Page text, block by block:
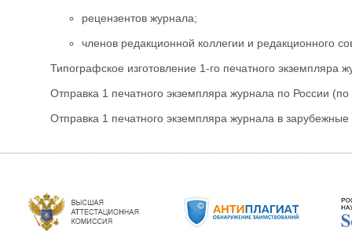
рецензентов журнала;
членов редакционной коллегии и редакционного
Типографское изготовление 1-го печатного
Отправка 1 печатного экземпляра журнала по России
Отправка 1 печатного экземпляра журнала в